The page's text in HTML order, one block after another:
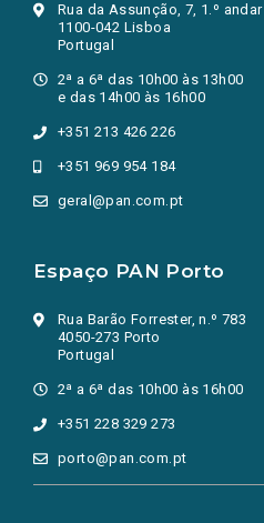
Rua da Assunção, 7, 1.º andar
1100-042 Lisboa
Portugal
2ª a 6ª das 10h00 às 13h00
e das 14h00 às 16h00
+351 213 426 226
+351 969 954 184
geral@pan.com.pt
Espaço PAN Porto
Rua Barão Forrester, n.º 783
4050-273 Porto
Portugal
2ª a 6ª das 10h00 às 16h00
+351 228 329 273
porto@pan.com.pt